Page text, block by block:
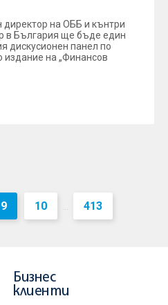
директор на ОББ и кънтри
в България ще бъде един
дискусионен панел по
на „Финансов
9 10 ... 413
Бизнес
клиенти